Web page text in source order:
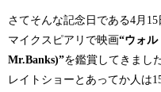
さてそんな記念日である4月
マイクスピアリで映画“ウォル
Mr.Banks)”を鑑賞してきまし
レイトショーとあってか人は